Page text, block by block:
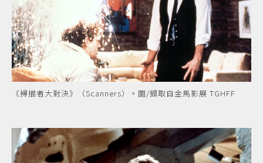
《掃描者大對決》（Scanners）。圖/擷取自金馬影展 TGHFF